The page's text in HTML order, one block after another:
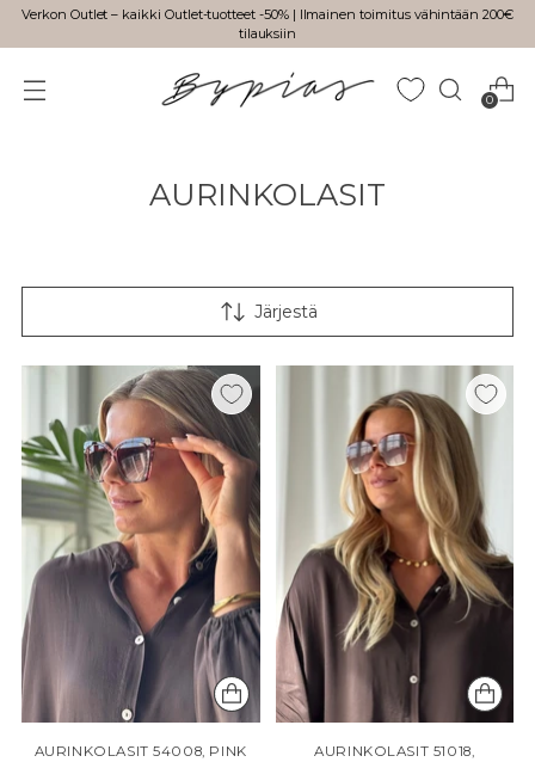
Verkon Outlet – kaikki Outlet-tuotteet -50% | Ilmainen toimitus vähintään 200€
tilauksiin
0
AURINKOLASIT
Järjestä
AURINKOLASIT 54008, PINK
AURINKOLASIT 51018,